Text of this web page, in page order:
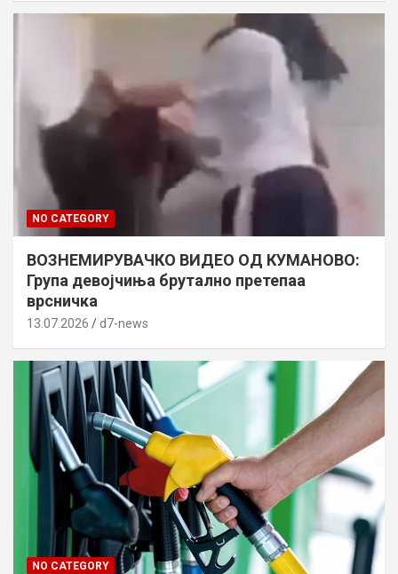
NO CATEGORY
ВОЗНЕМИРУВАЧКО ВИДЕО ОД КУМАНОВО:
Група девојчиња брутално претепаа
врсничка
13.07.2026 d7-news
NO CATEGORY